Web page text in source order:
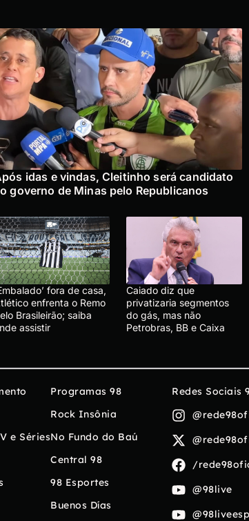
idas e vindas, Cleitinho será candidato
governo de Minas pelo Republicanos
fora de casa,
enfrenta o Remo
Brasileirão; saiba
assistir
Caiado diz que
privatizaria segmentos
do gás, mas não
Petrobras, BB e Caixa
e Séries
Programas 98
Rock Insônia
No Fundo do Baú
Central 98
98 Esportes
Buenos Días
Redes Sociais
/
@98live